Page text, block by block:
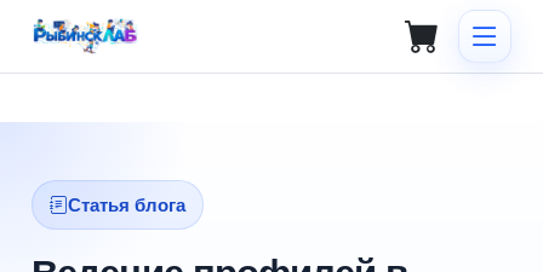
Статья блога